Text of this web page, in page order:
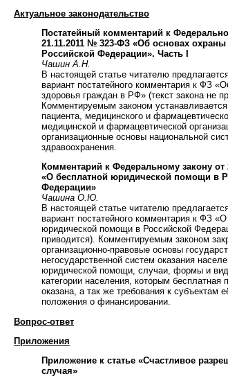
Актуальное законодательство
Постатейный комментарий к
21.11.2011 № 323-ФЗ «Об основах
Российской Федерации». Часть I
Чашин А.Н.
В настоящей статье читателю
вариант постатейного комментария к ФЗ
здоровья граждан в РФ» (текст закона не
Комментируемым законом устанавливается
пациента, медицинского и
медицинской и фармацевтической
организационные основы национальной
здравоохранения.
Комментарий к Федеральному закону
«О бесплатной юридической помощи в
Федерации»
Чашина О.Ю.
В настоящей статье читателю
вариант постатейного комментария к ФЗ
юридической помощи в Российской
приводится). Комментируемым законом
организационно-правовые основы
негосударственной систем оказания
юридической помощи, случаи, формы и
категории населения, которым
оказана, а так же требования к субъектам
положения о финансировании.
Вопрос-ответ
Приложения
Приложение к статье «Счастливое
случая»